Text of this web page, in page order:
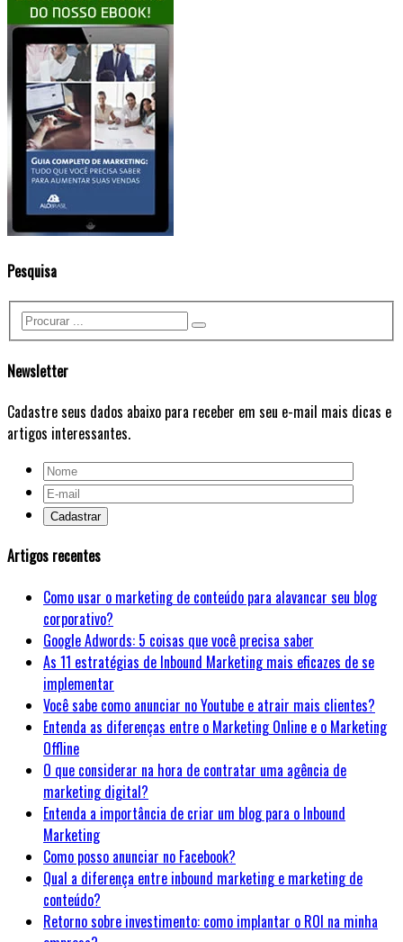
Pesquisa
Newsletter
Cadastre seus dados abaixo para receber em seu e-mail mais dicas e
artigos interessantes.
Artigos recentes
Como usar o marketing de conteúdo para alavancar seu blog
corporativo?
Google Adwords: 5 coisas que você precisa saber
As 11 estratégias de Inbound Marketing mais eficazes de se
implementar
Você sabe como anunciar no Youtube e atrair mais clientes?
Entenda as diferenças entre o Marketing Online e o Marketing
Offline
O que considerar na hora de contratar uma agência de
marketing digital?
Entenda a importância de criar um blog para o Inbound
Marketing
Como posso anunciar no Facebook?
Qual a diferença entre inbound marketing e marketing de
conteúdo?
Retorno sobre investimento: como implantar o ROI na minha